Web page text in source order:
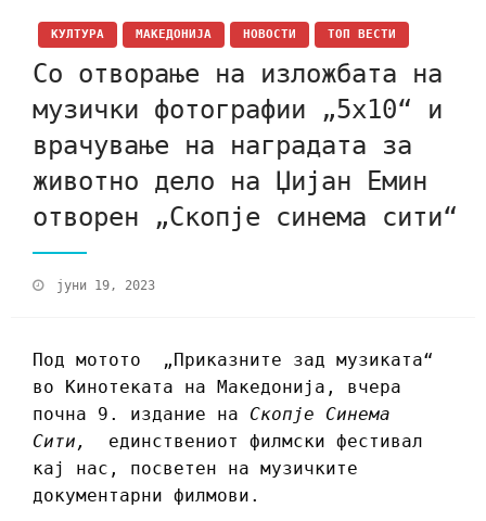
КУЛТУРА МАКЕДОНИЈА НОВОСТИ ТОП ВЕСТИ
Со отворање на изложбата на
музички фотографии „5х10“ и
врачување на наградата за
животно дело на Џијан Емин
отворен „Скопје синема сити“
јуни 19, 2023
Под мотото „Приказните зад музиката“
во Кинотеката на Македонија, вчера
почна 9. издание на Скопје Синема
Сити,
единствениот филмски фестивал
кај нас, посветен на музичките
документарни филмови.